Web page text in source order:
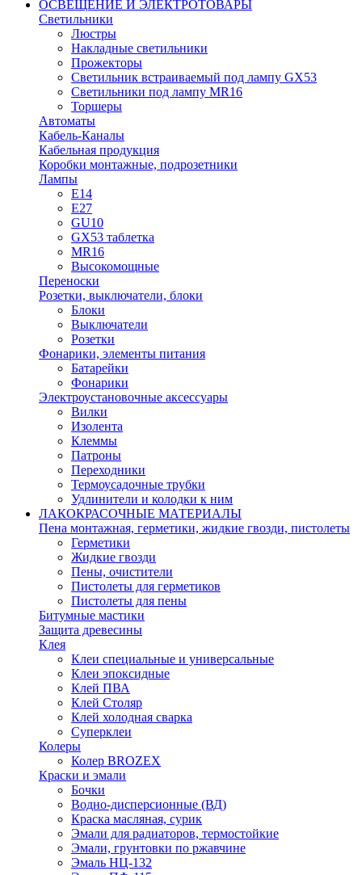
ОСВЕЩЕНИЕ И ЭЛЕКТРОТОВАРЫ
Светильники
Люстры
Накладные светильники
Прожекторы
Светильник встраиваемый под лампу GX53
Светильники под лампу MR16
Торшеры
Автоматы
Кабель-Каналы
Кабельная продукция
Коробки монтажные, подрозетники
Лампы
E14
E27
GU10
GX53 таблетка
MR16
Высокомощные
Переноски
Розетки, выключатели, блоки
Блоки
Выключатели
Розетки
Фонарики, элементы питания
Батарейки
Фонарики
Электроустановочные аксессуары
Вилки
Изолента
Клеммы
Патроны
Переходники
Термоусадочные трубки
Удлинители и колодки к ним
ЛАКОКРАСОЧНЫЕ МАТЕРИАЛЫ
Пена монтажная, герметики, жидкие гвозди, пистолеты
Герметики
Жидкие гвозди
Пены, очистители
Пистолеты для герметиков
Пистолеты для пены
Битумные мастики
Защита древесины
Клея
Клеи специальные и универсальные
Клеи эпоксидные
Клей ПВА
Клей Столяр
Клей холодная сварка
Суперклеи
Колеры
Колер BROZEX
Краски и эмали
Бочки
Водно-дисперсионные (ВД)
Краска масляная, сурик
Эмали для радиаторов, термостойкие
Эмали, грунтовки по ржавчине
Эмаль НЦ-132